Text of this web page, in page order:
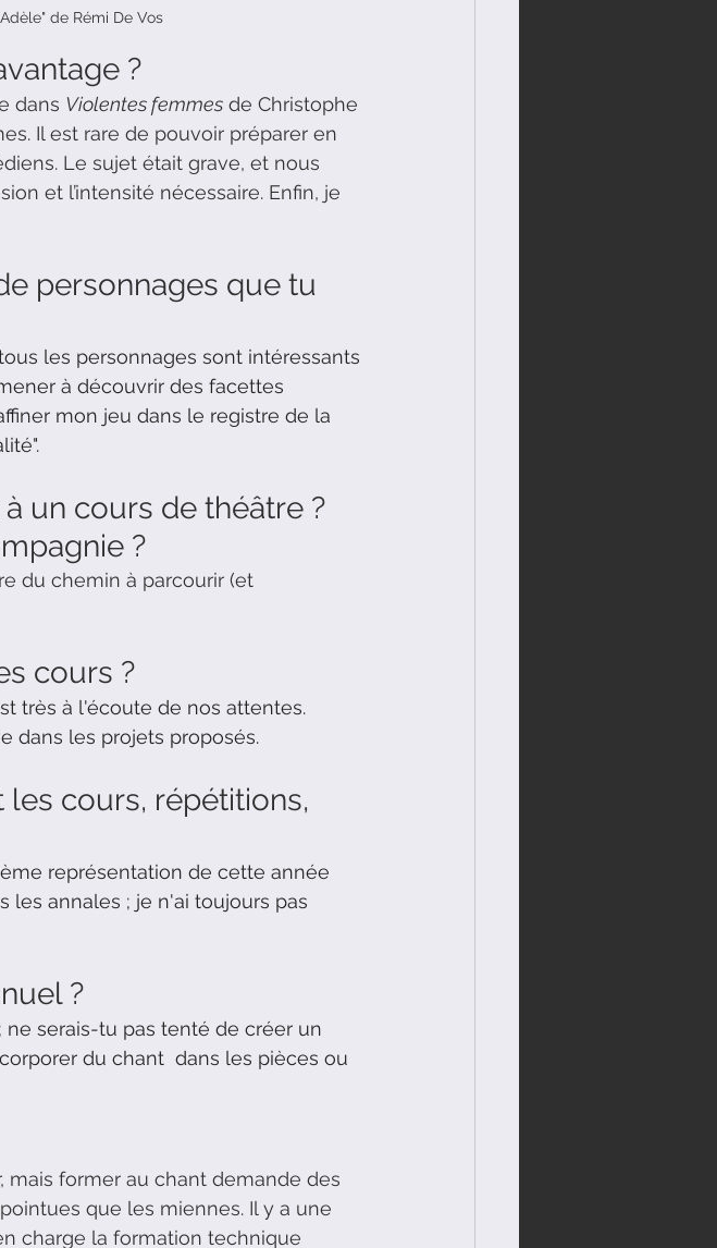
de Rémi De Vos
?
dans Violentes femmes de Christophe
Il est rare de pouvoir préparer en
Le sujet était grave, et nous
et l’intensité nécessaire. Enfin, je
personnages que tu
les personnages sont intéressants
à découvrir des facettes
mon jeu dans le registre de la
un cours de théâtre ?
?
du chemin à parcourir (et
cours ?
très à l'écoute de nos attentes.
dans les projets proposés.
cours, répétitions,
représentation de cette année
les annales ; je n'ai toujours pas
?
serais-tu pas tenté de créer un
du chant  dans les pièces ou
former au chant demande des
que les miennes. Il y a une
charge la formation technique